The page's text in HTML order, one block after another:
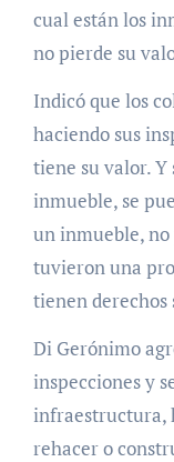
cual están los
no pierde su
Indicó que los
haciendo sus
tiene su valor. Y
inmueble, se
un inmueble,
tuvieron una
tienen derechos
Di Gerónimo
inspecciones y
infraestructura,
rehacer o